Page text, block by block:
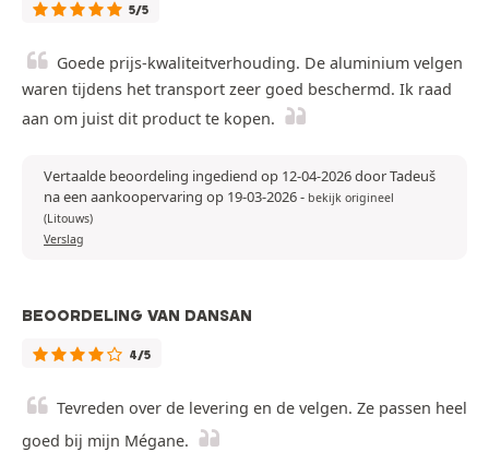
5/5
Goede prijs-kwaliteitverhouding. De aluminium velgen
waren tijdens het transport zeer goed beschermd. Ik raad
aan om juist dit product te kopen.
Vertaalde beoordeling ingediend op 12-04-2026 door Tadeuš
na een aankoopervaring op 19-03-2026- bekijk origineel
(Litouws)
Verslag
BEOORDELING VAN DANSAN
4/5
Tevreden over de levering en de velgen. Ze passen heel
goed bij mijn Mégane.